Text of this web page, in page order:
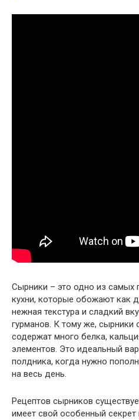
Сырники – это одно из самых
кухни, которые обожают как
нежная текстура и сладкий
гурманов. К тому же, сырники
содержат много белка,
элементов. Это идеальный
полдника, когда нужно
на весь день.
Рецептов сырников
имеет свой особенный секрет